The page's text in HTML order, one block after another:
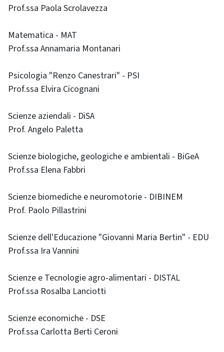
Prof.ssa Paola Scrolavezza
Matematica - MAT
Prof.ssa Annamaria Montanari
Psicologia "Renzo Canestrari" - PSI
Prof.ssa Elvira Cicognani
Scienze aziendali - DiSA
Prof. Angelo Paletta
Scienze biologiche, geologiche e ambientali - BiGeA
Prof.ssa Elena Fabbri
Scienze biomediche e neuromotorie - DIBINEM
Prof. Paolo Pillastrini
Scienze dell'Educazione "Giovanni Maria Bertin" - EDU
Prof.ssa Ira Vannini
Scienze e Tecnologie agro-alimentari - DISTAL
Prof.ssa Rosalba Lanciotti
Scienze economiche - DSE
Prof.ssa Carlotta Berti Ceroni